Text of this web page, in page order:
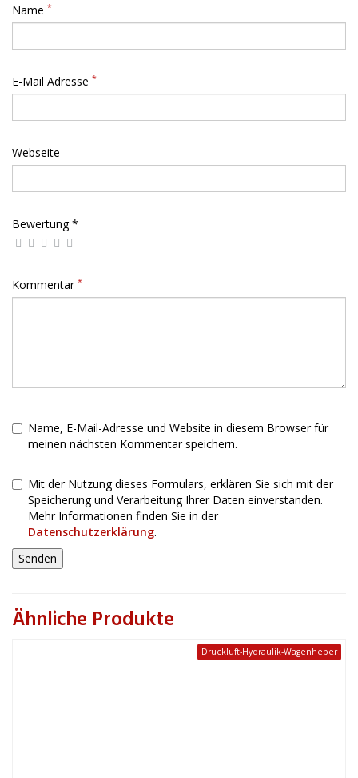
Name *
E-Mail Adresse *
Webseite
Bewertung *
Kommentar *
Name, E-Mail-Adresse und Website in diesem Browser für
meinen nächsten Kommentar speichern.
Mit der Nutzung dieses Formulars, erklären Sie sich mit der
Speicherung und Verarbeitung Ihrer Daten einverstanden.
Mehr Informationen finden Sie in der
Datenschutzerklärung.
Ähnliche Produkte
Druckluft-Hydraulik-Wagenheber